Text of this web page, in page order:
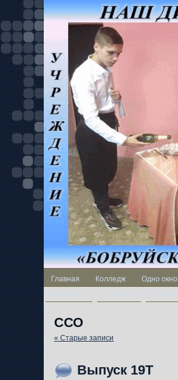
Главная Колледж Одно окно
ССО
« Старые записи
Выпуск 19Т